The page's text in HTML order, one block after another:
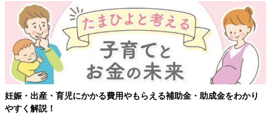
妊娠・出産・育児にかかる費用やもらえる補助金・助成金をわかり
やすく解説！